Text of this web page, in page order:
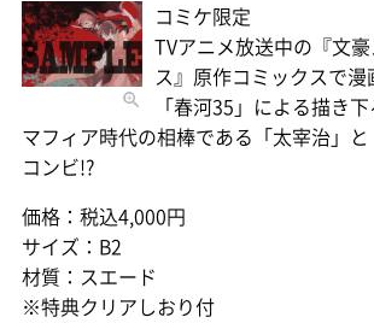
コミケ限定
TVアニメ放送中の『文
ス』原作コミックスで漫
「春河35」による描き下
マフィア時代の相棒である「太宰治」
コンビ!?
価格：税込4,000円
サイズ：B2
材質：スエード
※特典クリアしおり付